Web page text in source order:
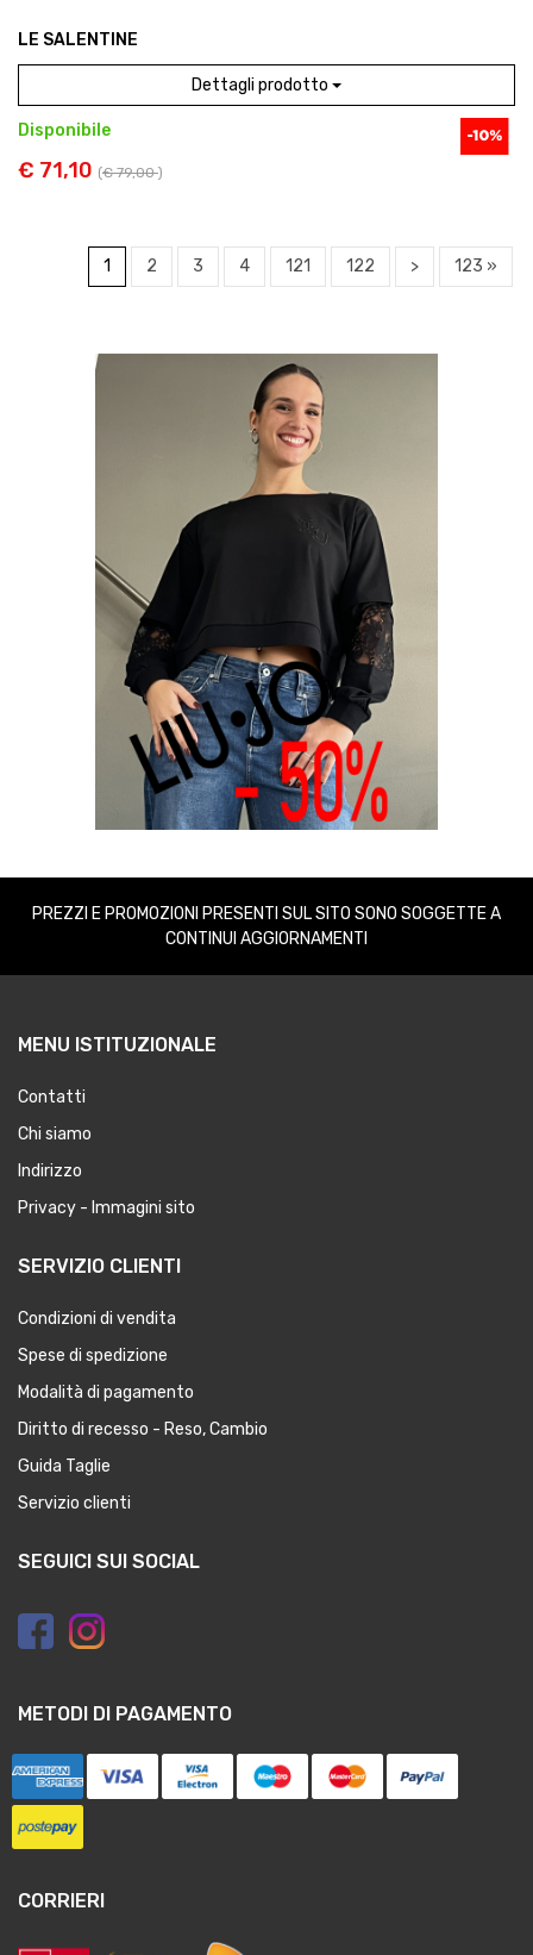
LE SALENTINE
Dettagli prodotto
Disponibile
€ 71,10 (€ 79,00)
1 2 3 4 121 122 > 123 »
PREZZI E PROMOZIONI PRESENTI SUL SITO SONO SOGGETTE A
CONTINUI AGGIORNAMENTI
MENU ISTITUZIONALE
Contatti
Chi siamo
Indirizzo
Privacy - Immagini sito
SERVIZIO CLIENTI
Condizioni di vendita
Spese di spedizione
Modalità di pagamento
Diritto di recesso - Reso, Cambio
Guida Taglie
Servizio clienti
SEGUICI SUI SOCIAL
METODI DI PAGAMENTO
CORRIERI